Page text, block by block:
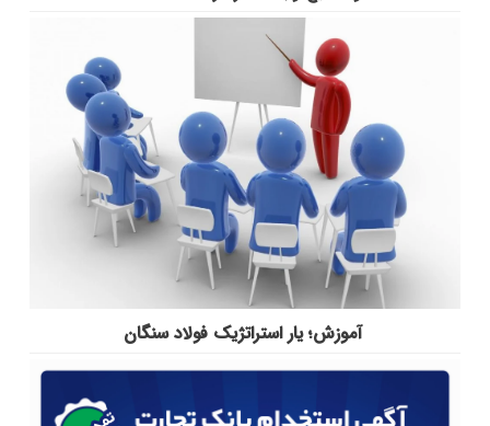
آموزش؛ یار استراتژیک فولاد سنگان